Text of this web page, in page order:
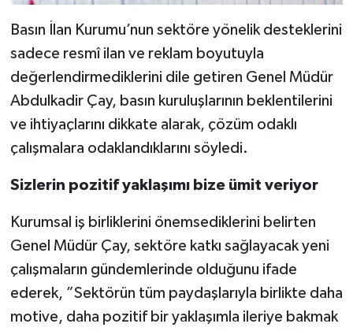
Basın İlan Kurumu’nun sektöre yönelik desteklerini
sadece resmî ilan ve reklam boyutuyla
değerlendirmediklerini dile getiren Genel Müdür
Abdulkadir Çay, basın kuruluşlarının beklentilerini
ve ihtiyaçlarını dikkate alarak, çözüm odaklı
çalışmalara odaklandıklarını söyledi.
Sizlerin pozitif yaklaşımı bize ümit veriyor
Kurumsal iş birliklerini önemsediklerini belirten
Genel Müdür Çay, sektöre katkı sağlayacak yeni
çalışmaların gündemlerinde olduğunu ifade
ederek, ”Sektörün tüm paydaşlarıyla birlikte daha
motive, daha pozitif bir yaklaşımla ileriye bakmak